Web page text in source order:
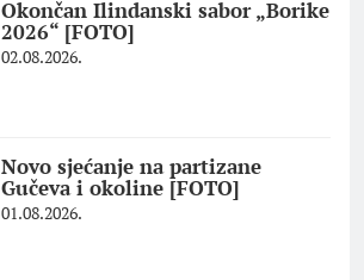
Okončan Ilindanski sabor „Borike
2026“ [FOTO]
02.08.2026.
Novo sjećanje na partizane
Gučeva i okoline [FOTO]
01.08.2026.